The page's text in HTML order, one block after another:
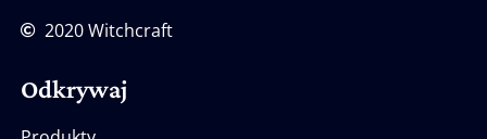
2020 Witchcraft
Odkrywaj